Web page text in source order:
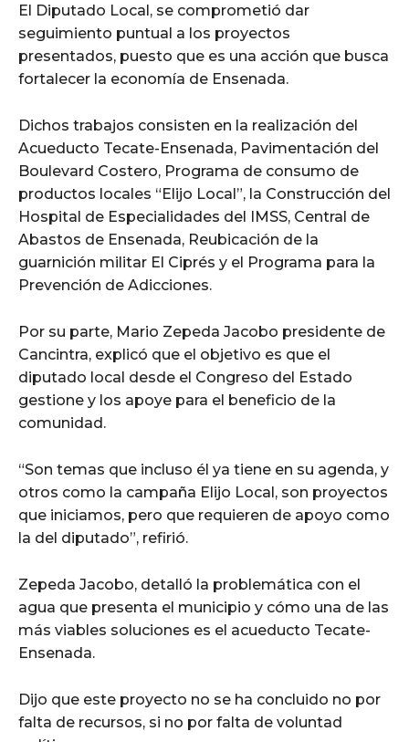
El Diputado Local, se comprometió dar
seguimiento puntual a los proyectos
presentados, puesto que es una acción que busca
fortalecer la economía de Ensenada.
Dichos trabajos consisten en la realización del
Acueducto Tecate-Ensenada, Pavimentación del
Boulevard Costero, Programa de consumo de
productos locales “Elijo Local”, la Construcción del
Hospital de Especialidades del IMSS, Central de
Abastos de Ensenada, Reubicación de la
guarnición militar El Ciprés y el Programa para la
Prevención de Adicciones.
Por su parte, Mario Zepeda Jacobo presidente de
Cancintra, explicó que el objetivo es que el
diputado local desde el Congreso del Estado
gestione y los apoye para el beneficio de la
comunidad.
“Son temas que incluso él ya tiene en su agenda, y
otros como la campaña Elijo Local, son proyectos
que iniciamos, pero que requieren de apoyo como
la del diputado”, refirió.
Zepeda Jacobo, detalló la problemática con el
agua que presenta el municipio y cómo una de las
más viables soluciones es el acueducto Tecate-
Ensenada.
Dijo que este proyecto no se ha concluido no por
falta de recursos, si no por falta de voluntad